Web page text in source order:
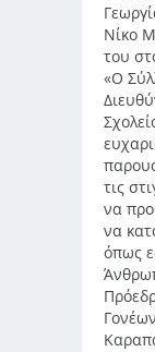
Νίκο
του
«Ο
τις
να
να
όπως